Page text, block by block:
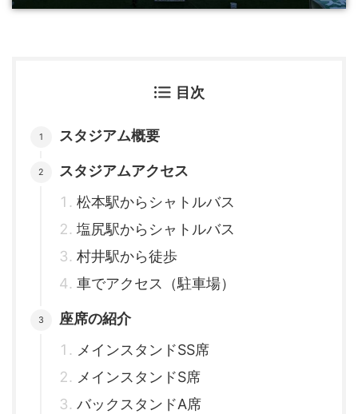
目次
スタジアム概要
スタジアムアクセス
松本駅からシャトルバス
塩尻駅からシャトルバス
村井駅から徒歩
車でアクセス（駐車場）
座席の紹介
メインスタンドSS席
メインスタンドS席
バックスタンドA席